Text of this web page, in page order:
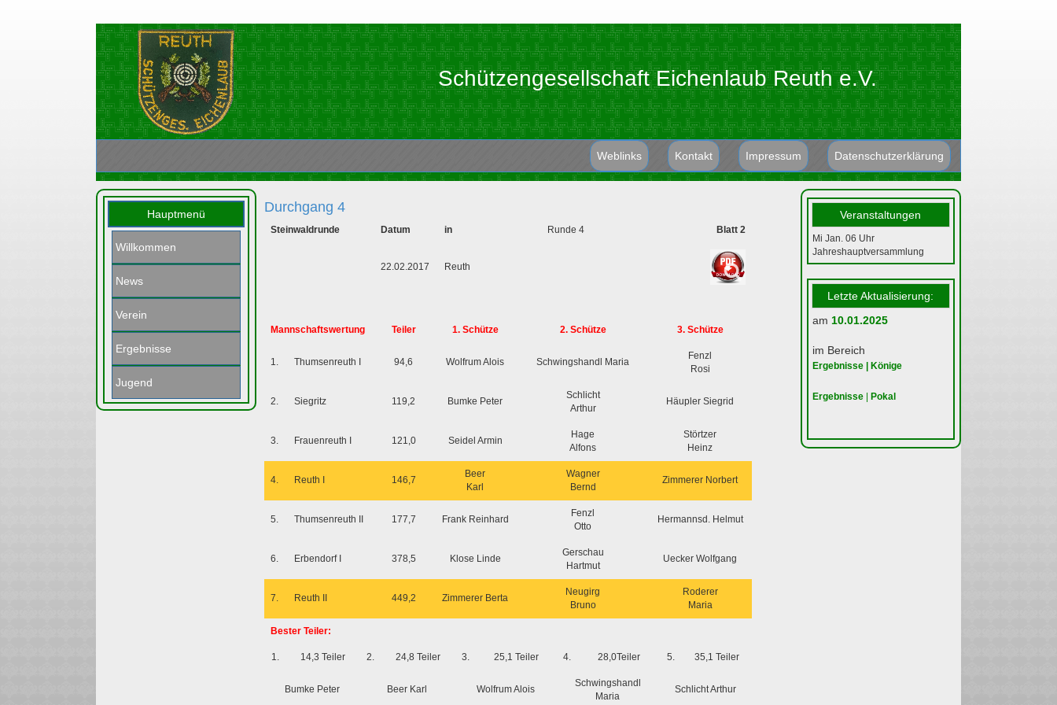
Weblinks Kontakt Impressum Datenschutzerklärung
Schützengesellschaft Eichenlaub Reuth e.V.
Hauptmenü
Willkommen
News
Verein
Ergebnisse
Jugend
Durchgang 4
Steinwaldrunde Datum in Runde 4 Blatt 2
22.02.2017 Reuth
Mannschaftswertung Teiler 1. Schütze 2. Schütze 3. Schütze
1. Thumsenreuth I 94,6 Wolfrum Alois Schwingshandl Maria
Fenzl
Rosi
2. Siegritz 119,2 Bumke Peter
Schlicht
Arthur
Häupler Siegrid
3. Frauenreuth I 121,0 Seidel Armin
Hage
Alfons
Störtzer
Heinz
4. Reuth I 146,7
Beer
Karl
Wagner
Bernd
Zimmerer Norbert
5. Thumsenreuth II 177,7 Frank Reinhard
Fenzl
Otto
Hermannsd. Helmut
6. Erbendorf I 378,5 Klose Linde
Gerschau
Hartmut
Uecker Wolfgang
7. Reuth II 449,2 Zimmerer Berta
Neugirg
Bruno
Roderer
Maria
Bester Teiler:
1. 14,3 Teiler 2. 24,8 Teiler 3. 25,1 Teiler 4. 28,0Teiler 5. 35,1 Teiler
Bumke Peter Beer Karl Wolfrum Alois
Schwingshandl
Maria
Schlicht Arthur
Veranstaltungen
Mi Jan. 06 Uhr
Jahreshauptversammlung
Letzte Aktualisierung:
am 10.01.2025
im Bereich
Ergebnisse | Könige
Ergebnisse| Pokal